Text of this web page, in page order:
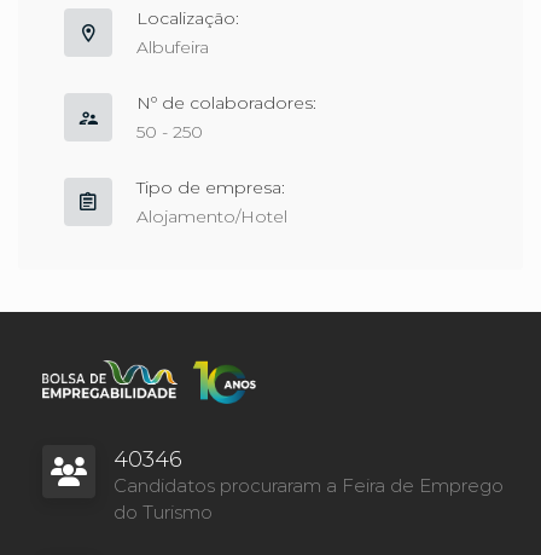
Localização:
Albufeira
Nº de colaboradores:
50 - 250
Tipo de empresa:
Alojamento/Hotel
40346
Candidatos procuraram a Feira de Emprego
do Turismo